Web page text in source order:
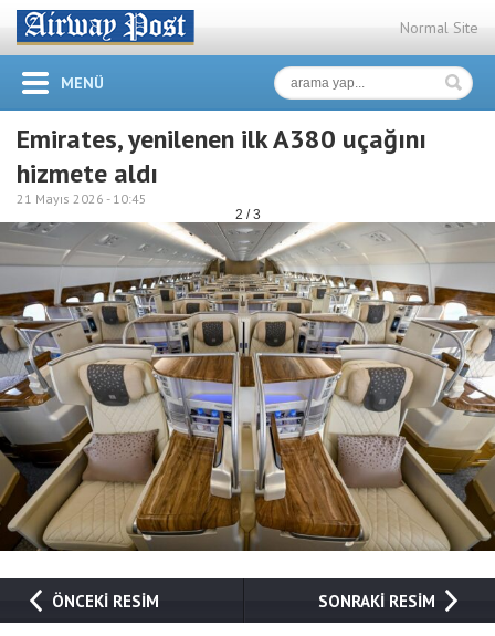
Normal Site
MENÜ
Emirates, yenilenen ilk A380 uçağını
hizmete aldı
21 Mayıs 2026 - 10:45
2 / 3
ÖNCEKİ RESİM SONRAKİ RESİM